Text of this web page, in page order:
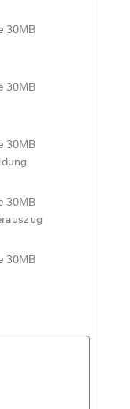
30MB
30MB
30MB
30MB
30MB